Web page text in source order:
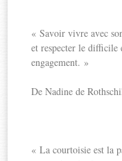
« Savoir vivre avec
et respecter le difficile
engagement. »
De Nadine de
« La courtoisie est la